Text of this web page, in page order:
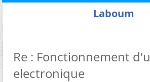
Laboum
Re : Fonctionnement
electronique